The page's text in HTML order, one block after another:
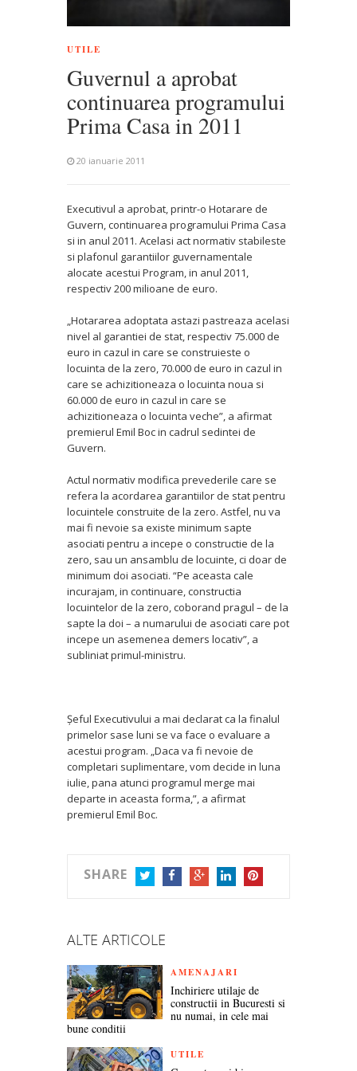
UTILE
Guvernul a aprobat
continuarea programului
Prima Casa in 2011
20 ianuarie 2011
Executivul a aprobat, printr-o Hotarare de
Guvern, continuarea programului Prima Casa
si in anul 2011. Acelasi act normativ stabileste
si plafonul garantiilor guvernamentale
alocate acestui Program, in anul 2011,
respectiv 200 milioane de euro.
„Hotararea adoptata astazi pastreaza acelasi
nivel al garantiei de stat, respectiv 75.000 de
euro in cazul in care se construieste o
locuinta de la zero, 70.000 de euro in cazul in
care se achizitioneaza o locuinta noua si
60.000 de euro in cazul in care se
achizitioneaza o locuinta veche”, a afirmat
premierul Emil Boc in cadrul sedintei de
Guvern.
Actul normativ modifica prevederile care se
refera la acordarea garantiilor de stat pentru
locuintele construite de la zero. Astfel, nu va
mai fi nevoie sa existe minimum sapte
asociati pentru a incepe o constructie de la
zero, sau un ansamblu de locuinte, ci doar de
minimum doi asociati. “Pe aceasta cale
incurajam, in continuare, constructia
locuintelor de la zero, coborand pragul – de la
sapte la doi – a numarului de asociati care pot
incepe un asemenea demers locativ”, a
subliniat primul-ministru.
Şeful Executivului a mai declarat ca la finalul
primelor sase luni se va face o evaluare a
acestui program. „Daca va fi nevoie de
completari suplimentare, vom decide in luna
iulie, pana atunci programul merge mai
departe in aceasta forma,”, a afirmat
premierul Emil Boc.
SHARE
ALTE ARTICOLE
AMENAJARI
Inchiriere utilaje de
constructii in Bucuresti si
nu numai, in cele mai
bune conditii
UTILE